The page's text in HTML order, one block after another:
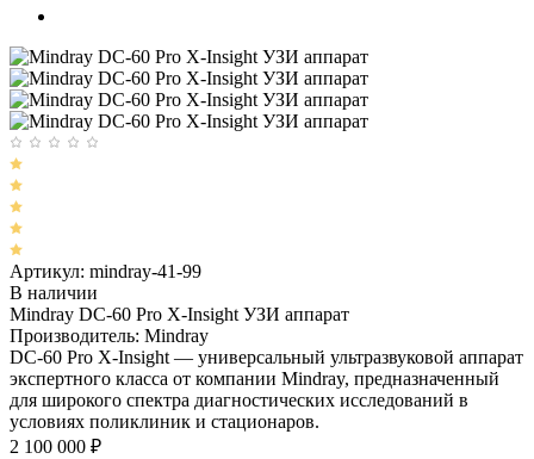
Артикул: mindray-41-99
В наличии
Mindray DC-60 Pro X-Insight УЗИ аппарат
Производитель: Mindray
DC-60 Pro X-Insight — универсальный ультразвуковой аппарат
экспертного класса от компании Mindray, предназначенный
для широкого спектра диагностических исследований в
условиях поликлиник и стационаров.
2 100 000 ₽